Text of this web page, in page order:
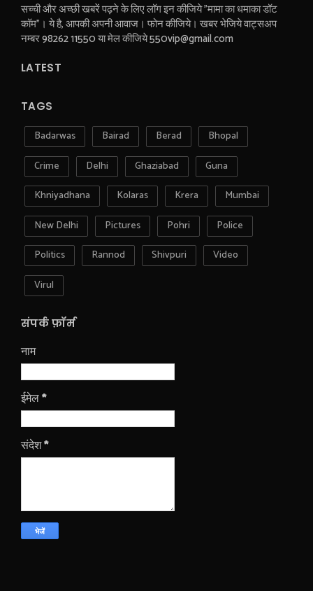
सच्ची और अच्छी खबरें पढ़ने के लिए लॉग इन कीजिये "मामा का धमाका डॉट
कॉम"। ये है, आपकी अपनी आवाज। फोन कीजिये। खबर भेजिये वाट्सअप
नम्बर 98262 11550 या मेल कीजिये 550vip@gmail.com
LATEST
TAGS
Badarwas Bairad Berad
Bhopal
Crime
Delhi Ghaziabad
Guna
Khniyadhana
Kolaras Krera
Mumbai
New Delhi
Pictures Pohri
Police
Politics
Rannod Shivpuri
Video
Virul
संपर्क फ़ॉर्म
नाम
ईमेल*
संदेश*